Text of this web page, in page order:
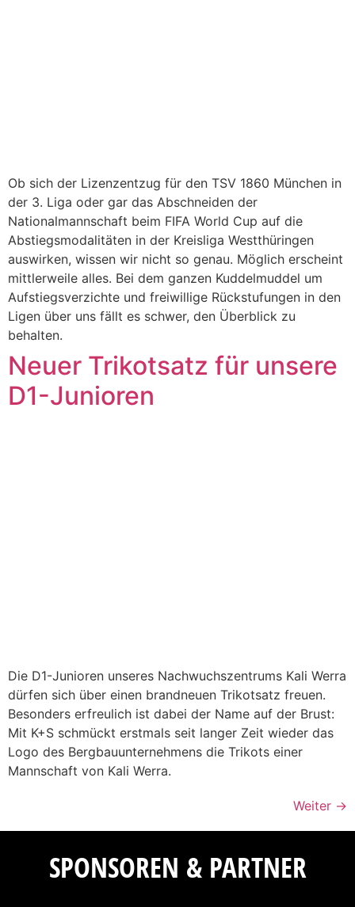
Ob sich der Lizenzentzug für den TSV 1860 München in
der 3. Liga oder gar das Abschneiden der
Nationalmannschaft beim FIFA World Cup auf die
Abstiegsmodalitäten in der Kreisliga Westthüringen
auswirken, wissen wir nicht so genau. Möglich erscheint
mittlerweile alles. Bei dem ganzen Kuddelmuddel um
Aufstiegsverzichte und freiwillige Rückstufungen in den
Ligen über uns fällt es schwer, den Überblick zu
behalten.
Neuer Trikotsatz für unsere
D1-Junioren
Die D1-Junioren unseres Nachwuchszentrums Kali Werra
dürfen sich über einen brandneuen Trikotsatz freuen.
Besonders erfreulich ist dabei der Name auf der Brust:
Mit K+S schmückt erstmals seit langer Zeit wieder das
Logo des Bergbauunternehmens die Trikots einer
Mannschaft von Kali Werra.
Weiter →
SPONSOREN & PARTNER